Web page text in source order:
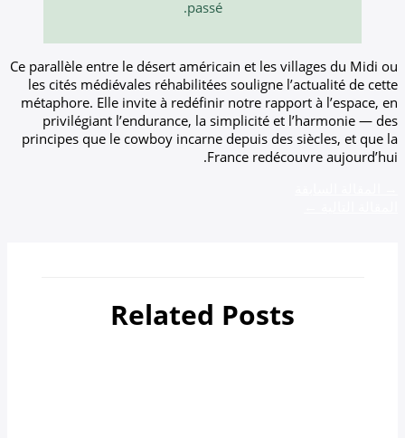
Ce parallèle entre le désert américain et les
les cités médiévales réhabilitées souligne
métaphore. Elle invite à redéfinir notre
privilégiant l’endurance, la simplicité et
principes que le cowboy incarne depuis
France
Related